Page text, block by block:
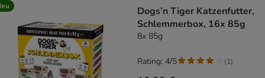
Dogs’n Tiger Katzenfutter,
Schlemmerbox, 16x 85g
8x 85g
Rating: 4/5 (1)